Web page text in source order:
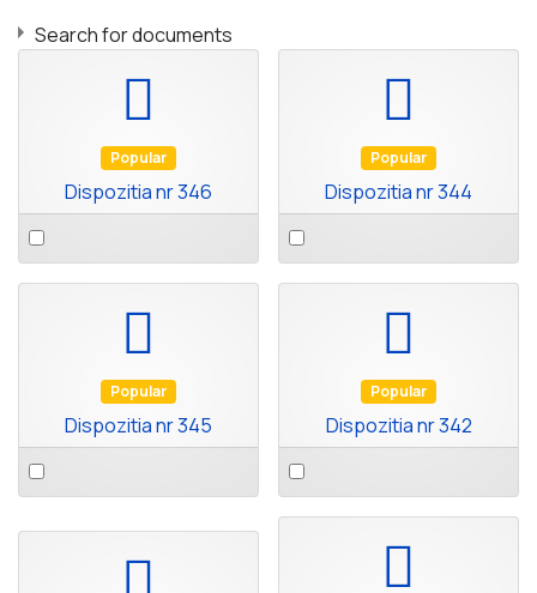
Search for documents
Popular
Dispozitia nr 346
Select
an
item
Popular
Dispozitia nr 344
Select
an
item
Popular
Dispozitia nr 345
Select
an
Popular
Dispozitia nr 342
Select
an
item